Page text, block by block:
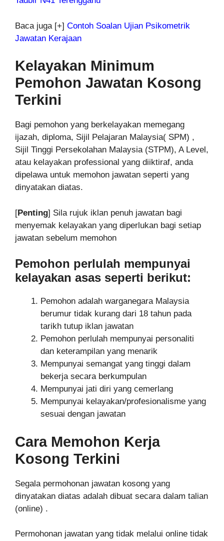
Baca juga [+] Contoh Soalan Ujian Psikometrik
Jawatan Kerajaan
Kelayakan Minimum
Pemohon Jawatan Kosong
Terkini
Bagi pemohon yang berkelayakan memegang
ijazah, diploma, Sijil Pelajaran Malaysia( SPM) ,
Sijil Tinggi Persekolahan Malaysia (STPM), A Level,
atau kelayakan professional yang diiktiraf, anda
dipelawa untuk memohon jawatan seperti yang
dinyatakan diatas.
[Penting] Sila rujuk iklan penuh jawatan bagi
menyemak kelayakan yang diperlukan bagi setiap
jawatan sebelum memohon
Pemohon perlulah mempunyai
kelayakan asas seperti berikut:
Pemohon adalah warganegara Malaysia
berumur tidak kurang dari 18 tahun pada
tarikh tutup iklan jawatan
Pemohon perlulah mempunyai personaliti
dan keterampilan yang menarik
Mempunyai semangat yang tinggi dalam
bekerja secara berkumpulan
Mempunyai jati diri yang cemerlang
Mempunyai kelayakan/profesionalisme yang
sesuai dengan jawatan
Cara Memohon Kerja
Kosong Terkini
Segala permohonan jawatan kosong yang
dinyatakan diatas adalah dibuat secara dalam talian
(online) .
Permohonan jawatan yang tidak melalui online tidak